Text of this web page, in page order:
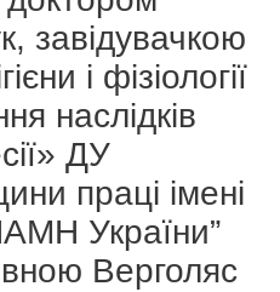
завідувачкою
і фізіології
наслідків
ДУ
праці імені
України”
Верголяс